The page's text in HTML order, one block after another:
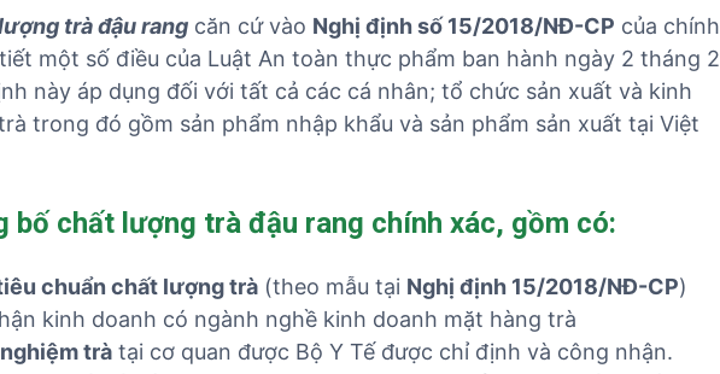
c
c
á
c
h
n
g
trà đậu rang căn cứ vào Nghị định số 15/2018/NĐ-CP của chính
một số điều của Luật An toàn thực phẩm ban hành ngày 2 tháng 2
này áp dụng đối với tất cả các cá nhân; tổ chức sản xuất và kinh
trong đó gồm sản phẩm nhập khẩu và sản phẩm sản xuất tại Việt
bố chất lượng trà đậu rang chính xác, gồm có:
chuẩn chất lượng trà (theo mẫu tại Nghị định 15/2018/NĐ-CP)
kinh doanh có ngành nghề kinh doanh mặt hàng trà
trà tại cơ quan được Bộ Y Tế được chỉ định và công nhận.